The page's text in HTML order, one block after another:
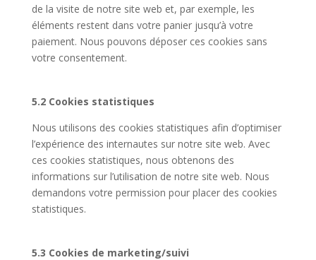
de la visite de notre site web et, par exemple, les
éléments restent dans votre panier jusqu’à votre
paiement. Nous pouvons déposer ces cookies sans
votre consentement.
5.2 Cookies statistiques
Nous utilisons des cookies statistiques afin d’optimiser
l’expérience des internautes sur notre site web. Avec
ces cookies statistiques, nous obtenons des
informations sur l’utilisation de notre site web. Nous
demandons votre permission pour placer des cookies
statistiques.
5.3 Cookies de marketing/suivi